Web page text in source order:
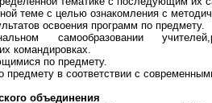
теме с целью ознакомления с
освоения программ по предмету.
самообразовании
командировках.
по предмету.
в соответствии с
объединения